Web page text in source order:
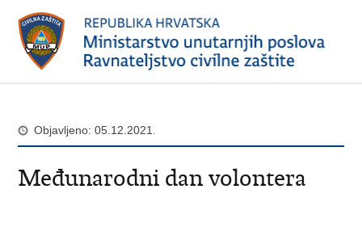
Objavljeno: 05.12.2021.
Međunarodni dan volontera